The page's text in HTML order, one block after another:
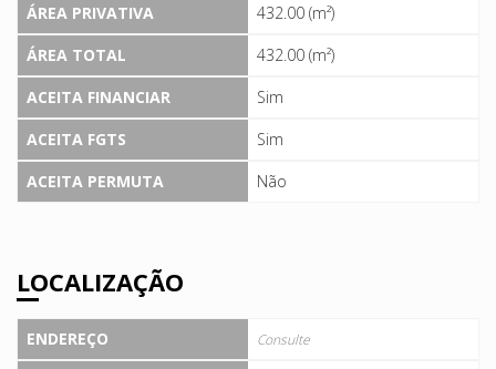
ÁREA PRIVATIVA
432.00 (m²)
ÁREA TOTAL
432.00 (m²)
ACEITA FINANCIAR
Sim
ACEITA FGTS
Sim
ACEITA PERMUTA
Não
LOCALIZAÇÃO
ENDEREÇO Consulte